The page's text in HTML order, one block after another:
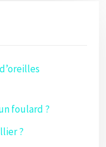
foulard ?
?